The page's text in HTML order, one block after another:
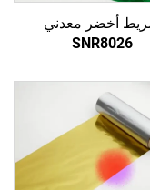
أخضر معدني
SNR8026